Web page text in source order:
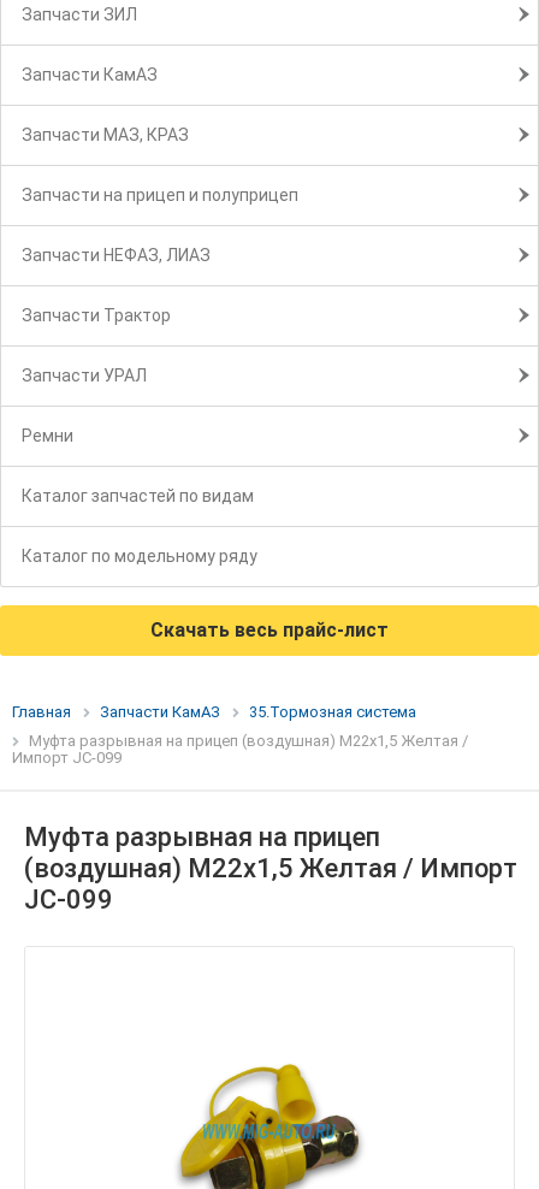
Запчасти ЗИЛ
Запчасти КамАЗ
Запчасти МАЗ, КРАЗ
Запчасти на прицеп и полуприцеп
Запчасти НЕФАЗ, ЛИАЗ
Запчасти Трактор
Запчасти УРАЛ
Ремни
Каталог запчастей по видам
Каталог по модельному ряду
Скачать весь прайс-лист
Главная Запчасти КамАЗ
35.Тормозная система
Муфта разрывная на прицеп (воздушная) М22х1,5 Желтая /
Импорт JC-099
Муфта разрывная на прицеп
(воздушная) М22х1,5 Желтая / Импорт
JC-099